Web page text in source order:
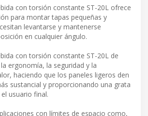
con torsión constante ST-20L ofrece
para montar tapas pequeñas y
levantarse y mantenerse
en cualquier ángulo.
con torsión constante ST-20L de
ergonomía, la seguridad y la
haciendo que los paneles ligeros den
sustancial y proporcionando una grata
usuario final.
con límites de espacio como,